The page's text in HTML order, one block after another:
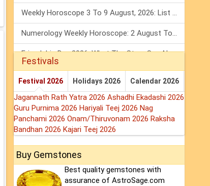
Weekly Horoscope 3 To 9 August, 2026: List Of Fasts & Festivals
Numerology Weekly Horoscope: 2 August To 8 August, 2026
Friendship Day 2026: What The Stars Say About Your Best Friend!
Festivals
Festival 2026 Holidays 2026 Calendar 2026
Jagannath Rath Yatra 2026 Ashadhi Ekadashi 2026
Guru Purnima 2026 Hariyali Teej 2026 Nag
Panchami 2026 Onam/Thiruvonam 2026 Raksha
Bandhan 2026 Kajari Teej 2026
Buy Gemstones
Best quality gemstones with
assurance of AstroSage.com